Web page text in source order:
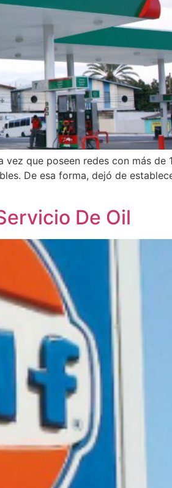
vez que poseen redes con más de
De esa forma, dejó de
De Oil